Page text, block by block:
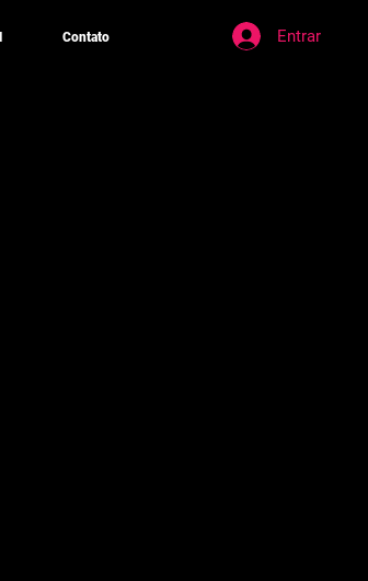
Contato Entrar